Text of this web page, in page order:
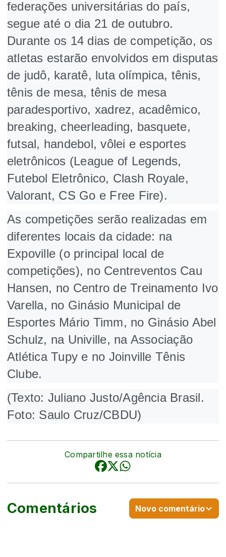
federações universitárias do país,
segue até o dia 21 de outubro.
Durante os 14 dias de competição, os
atletas estarão envolvidos em disputas
de judô, karatê, luta olímpica, tênis,
tênis de mesa, tênis de mesa
paradesportivo, xadrez, acadêmico,
breaking, cheerleading, basquete,
futsal, handebol, vôlei e esportes
eletrônicos (League of Legends,
Futebol Eletrônico, Clash Royale,
Valorant, CS Go e Free Fire).
As competições serão realizadas em
diferentes locais da cidade: na
Expoville (o principal local de
competições), no Centreventos Cau
Hansen, no Centro de Treinamento Ivo
Varella, no Ginásio Municipal de
Esportes Mário Timm, no Ginásio Abel
Schulz, na Univille, na Associação
Atlética Tupy e no Joinville Tênis
Clube.
(Texto: Juliano Justo/Agência Brasil.
Foto: Saulo Cruz/CBDU)
Compartilhe essa notícia
Comentários Novo comentário